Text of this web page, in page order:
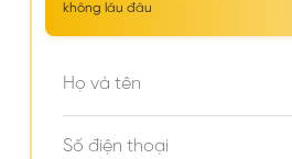
không lâu đâu